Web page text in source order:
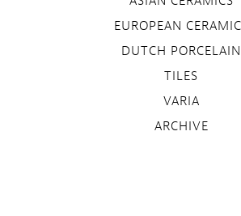
EUROPEAN
DUTCH PORCELAIN
TILES
VARIA
ARCHIVE